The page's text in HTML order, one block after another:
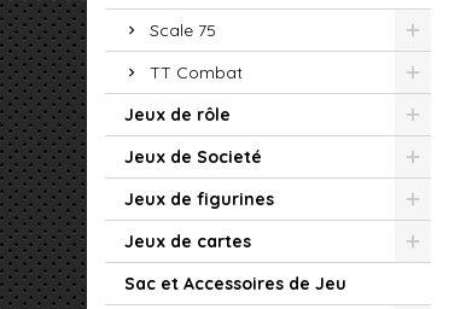
Scale 75
TT Combat
Jeux de rôle
Jeux de Societé
Jeux de figurines
Jeux de cartes
Sac et Accessoires de Jeu